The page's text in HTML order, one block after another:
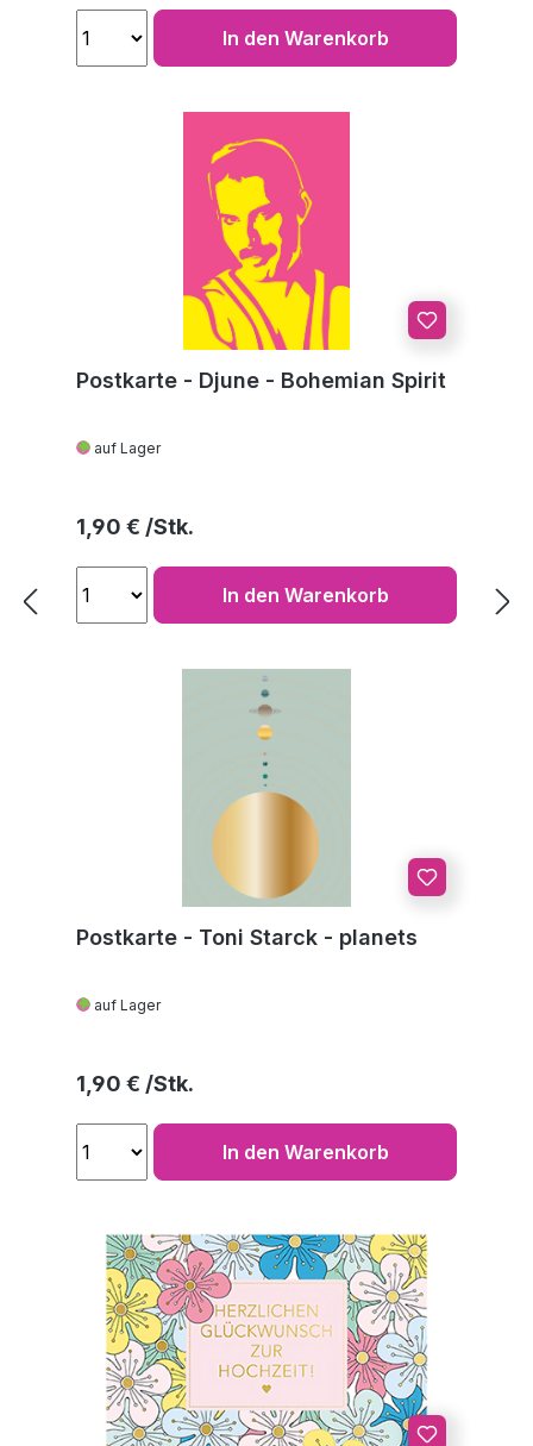
In den Warenkorb
Postkarte - Djune - Bohemian Spirit
auf Lager
Regulärer Preis:
1,90 €
In den Warenkorb
Postkarte - Toni Starck - planets
auf Lager
Regulärer Preis:
1,90 €
In den Warenkorb